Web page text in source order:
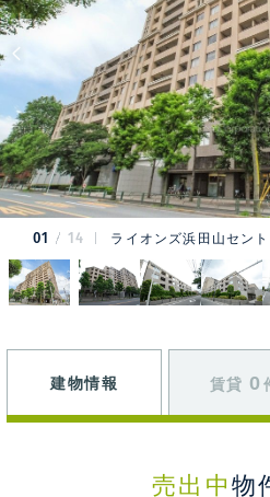
01 14 ライオンズ浜田山セン
建物情報 賃貸 0
売出中 物